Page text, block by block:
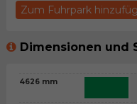
Zum Fuhrpark
Dimensionen und
4626 mm